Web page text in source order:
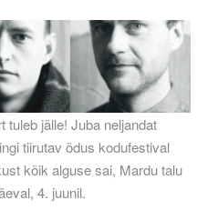
tuleb jälle! Juba neljandat
tiirutav õdus kodufestival
kõik alguse sai, Mardu talu
4. juunil.